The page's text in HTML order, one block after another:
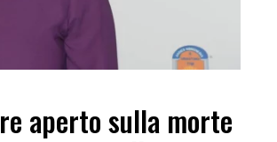
aperto sulla morte